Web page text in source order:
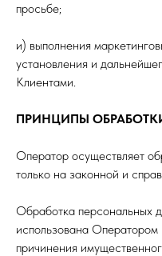
просьбе;
и) выполнения
установления и
Клиентами.
ПРИНЦИПЫ
Оператор осуществляет
только на законной и
Обработка персональных
использована Оператором
причинения